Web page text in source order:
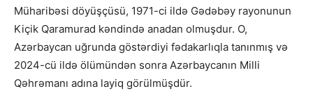
Müharibəsi döyüşçüsü, 1971-ci ildə Gədəbəy rayonunun
Kiçik Qaramurad kəndində anadan olmuşdur. O,
Azərbaycan uğrunda göstərdiyi fədakarlıqla tanınmış və
2024-cü ildə ölümündən sonra Azərbaycanın Milli
Qəhrəmanı adına layiq görülmüşdür.